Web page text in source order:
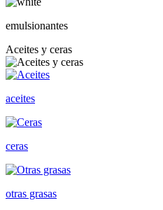
emulsionantes
Aceites y ceras
aceites
ceras
otras grasas